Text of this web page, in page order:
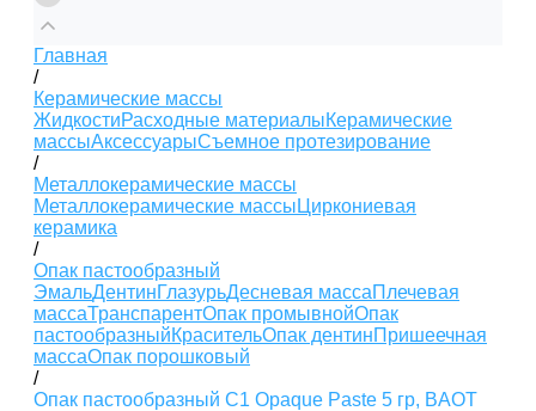
Главная
/
Керамические массы
ЖидкостиРасходные материалыКерамические
массыАксессуарыСъемное протезирование
/
Металлокерамические массы
Металлокерамические массы Циркониевая
керамика
/
Опак пастообразный
ЭмальДентинГлазурьДесневая массаПлечевая
массаТранспарентОпак промывнойОпак
пастообразныйКрасительОпак дентинПришеечная
массаОпак порошковый
/
Опак пастообразный C1 Opaque Paste 5 гр, BAOT